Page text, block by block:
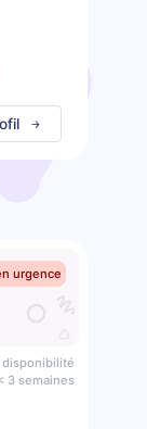
urgence
disponibilité
3 semaines